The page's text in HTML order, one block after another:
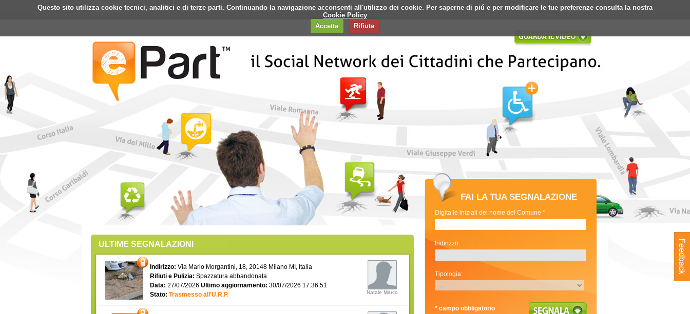
Questo sito utilizza cookie tecnici, analitici e di terze parti. Continuando la navigazione acconsenti all'utilizzo dei cookie. Per saperne di piú e per modificare le tue preferenze consulta la nostra
Cookie Policy
Accetta
Rifiuta
Home ePart Mobile Faq Contatti Banner Login Registrati
ULTIME SEGNALAZIONI
Indirizzo: Via Mario Morgantini, 18, 20148 Milano MI, Italia
Rifiuti e Pulizia: Spazzatura abbandonata
Data: 27/07/2026 Ultimo aggiornamento: 30/07/2026 17:36:51
Stato: Trasmesso all'U.R.P. Natale Marco
FAI LA TUA SEGNALAZIONE
Digita le iniziali del nome del Comune *
Indirizzo:
Tipologia:
* campo obbligatorio